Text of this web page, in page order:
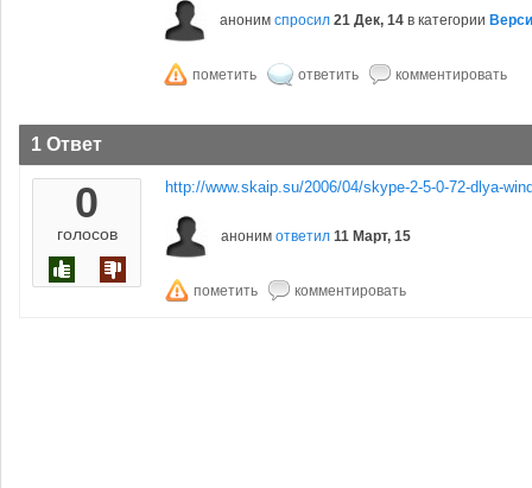
аноним спросил 21 Дек, 14 в категории
1 Ответ
0
голосов
http://www.skaip.su/2006/04/skype-2-5-0-72-dlya-
аноним ответил 11 Март, 15